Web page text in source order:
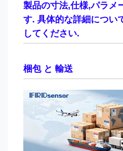
製品の寸法,仕様,パラメ
す. 具体的な詳細につい
してください.
梱包 と 輸送